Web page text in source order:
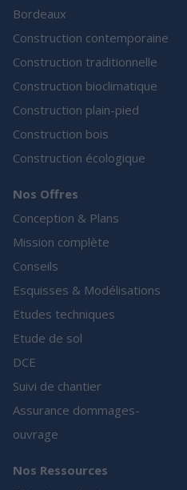
Bordeaux
Construction contemporaine
Construction traditionnelle
Construction bioclimatique
Construction plain-pied
Construction bois
Construction écologique
Nos Offres
Conception & Plans
Mission complète
Conseils
Esquisses & Modélisations
Etudes techniques
Etude de sol
DCE
Suivi de chantier
Assurance dommages-
ouvrage
Nos Ressources